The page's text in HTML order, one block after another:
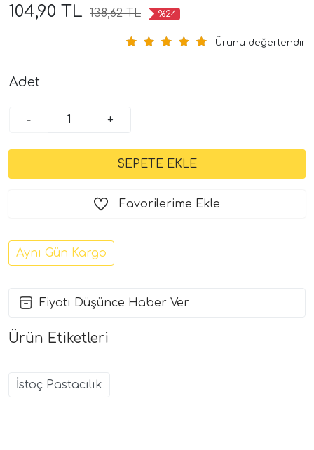
104,90 TL 138,62 TL %24
Ürünü değerlendir
Adet
- +
Favorilerime Ekle
Aynı Gün Kargo
Fiyatı Düşünce Haber Ver
Ürün Etiketleri
İstoç Pastacılık